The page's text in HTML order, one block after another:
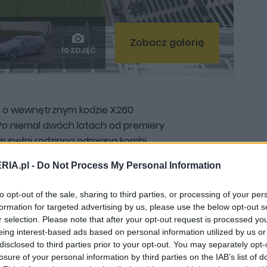
- Do Not Process My Personal Information
opt-out of the sale, sharing to third parties, or processing of your
for targeted advertising by us, please use the below opt-out
selection. Please note that after your opt-out request is processed
interest-based ads based on personal information utilized by us
to third parties prior to your opt-out. You may separately
of your personal information by third parties on the IAB’s list of
10 ZDJĘĆ
Zobacz galerię
wewnętrznym kodzie X260
niemal dwóch latach od premiery
rodzinna odmiana kombi
brytyjską elegancję ze
jego sylwetki na trawiasty kort
mamy zdjęcie samochodu